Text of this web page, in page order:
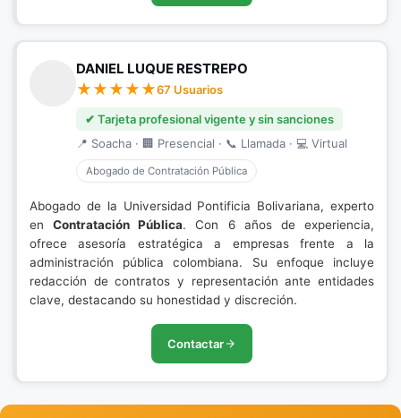
DANIEL LUQUE RESTREPO
67 Usuarios
✔ Tarjeta profesional vigente y sin sanciones
📍 Soacha · 🏢 Presencial · 📞 Llamada · 💻 Virtual
Abogado de Contratación Pública
Abogado de la Universidad Pontificia Bolivariana, experto
enContratación Pública. Con 6 años de experiencia,
ofrece asesoría estratégica a empresas frente a la
administración pública colombiana. Su enfoque incluye
redacción de contratos y representación ante entidades
clave, destacando su honestidad y discreción.
Contactar